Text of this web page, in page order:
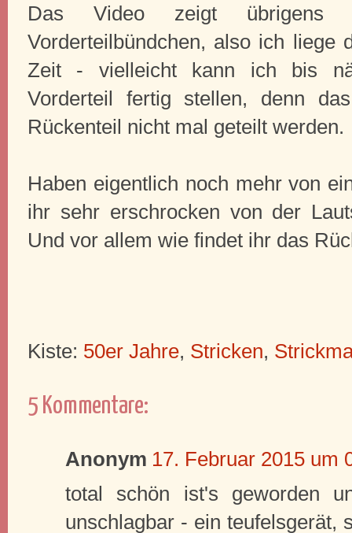
Das Video zeigt
Vorderteilbündchen, also ich liege
Zeit - vielleicht kann ich bis
Vorderteil fertig stellen, denn
Rückenteil nicht mal geteilt werden.
Haben eigentlich noch mehr von
ihr sehr erschrocken von der
Und vor allem wie findet ihr das
Kiste: 50er Jahre, Stricken,
5 Kommentare:
Anonym 17. Februar 2015 um
total schön ist's geworden
unschlagbar - ein teufelsgerät,